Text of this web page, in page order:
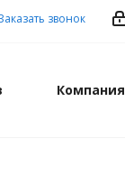
звонок
Компания